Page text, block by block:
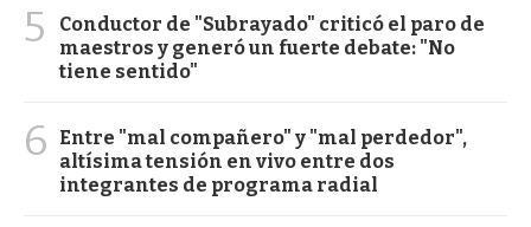
5
Conductor de "Subrayado" criticó el paro de
maestros y generó un fuerte debate: "No
tiene sentido"
6
Entre "mal compañero" y "mal perdedor",
altísima tensión en vivo entre dos
integrantes de programa radial